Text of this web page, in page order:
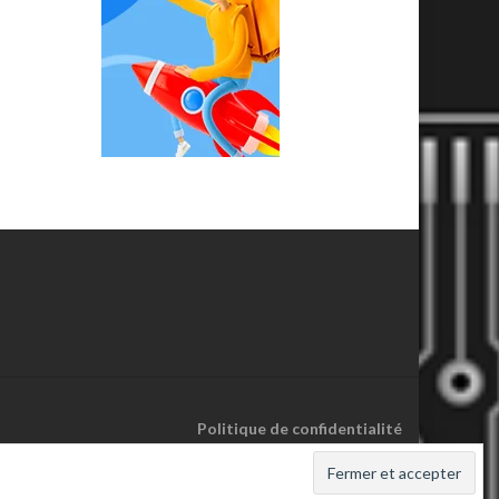
Politique de confidentialité